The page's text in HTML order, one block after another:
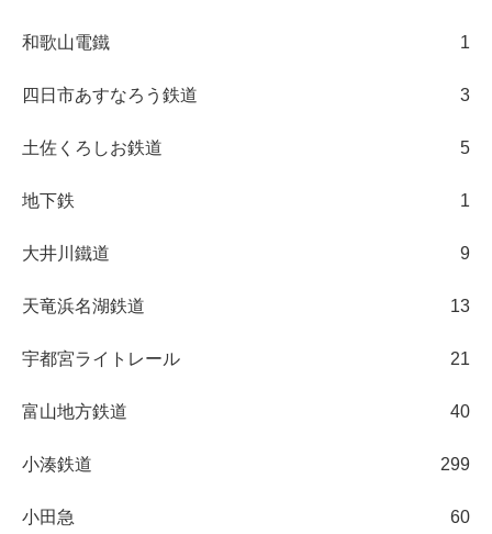
和歌山電鐵 1
四日市あすなろう鉄道 3
土佐くろしお鉄道 5
地下鉄 1
大井川鐵道 9
天竜浜名湖鉄道 13
宇都宮ライトレール 21
富山地方鉄道 40
小湊鉄道 299
小田急 60